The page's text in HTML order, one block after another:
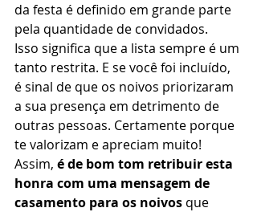
da festa é definido em grande parte
pela quantidade de convidados.
Isso significa que a lista sempre é um
tanto restrita. E se você foi incluído,
é sinal de que os noivos priorizaram
a sua presença em detrimento de
outras pessoas. Certamente porque
te valorizam e apreciam muito!
Assim, é de bom tom retribuir esta
honra com uma mensagem de
casamento para os noivos que